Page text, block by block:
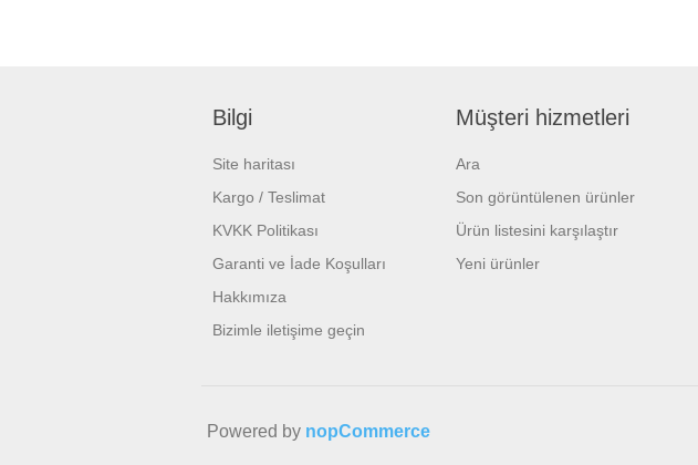
Bilgi
Site haritası
Kargo / Teslimat
KVKK Politikası
Garanti ve İade Koşulları
Hakkımıza
Bizimle iletişime geçin
Müşteri hizmetleri
Ara
Son görüntülenen ürünler
Ürün listesini karşılaştır
Yeni ürünler
Powered by nopCommerce